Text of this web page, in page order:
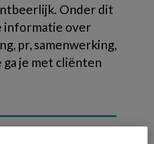
Onder dit
informatie over
pr, samenwerking,
ga je met cliënten